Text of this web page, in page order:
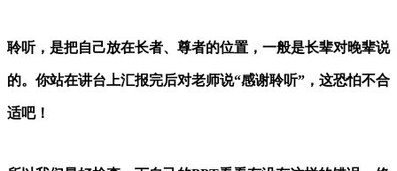
聆听，是把自己放在长者、尊者的位置，一般是长辈对晚辈说
的。你站在讲台上汇报完后对老师说“感谢聆听”，这恐怕不合
适吧！